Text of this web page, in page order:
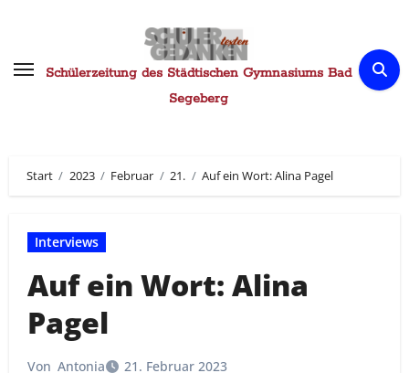
springenSchülerzeitung des Städtischen Gymnasiums Bad
Segeberg
Start 2023 Februar 21. Auf ein Wort: Alina Pagel
Interviews
Auf ein Wort: Alina
Pagel
Von Antonia 21. Februar 2023